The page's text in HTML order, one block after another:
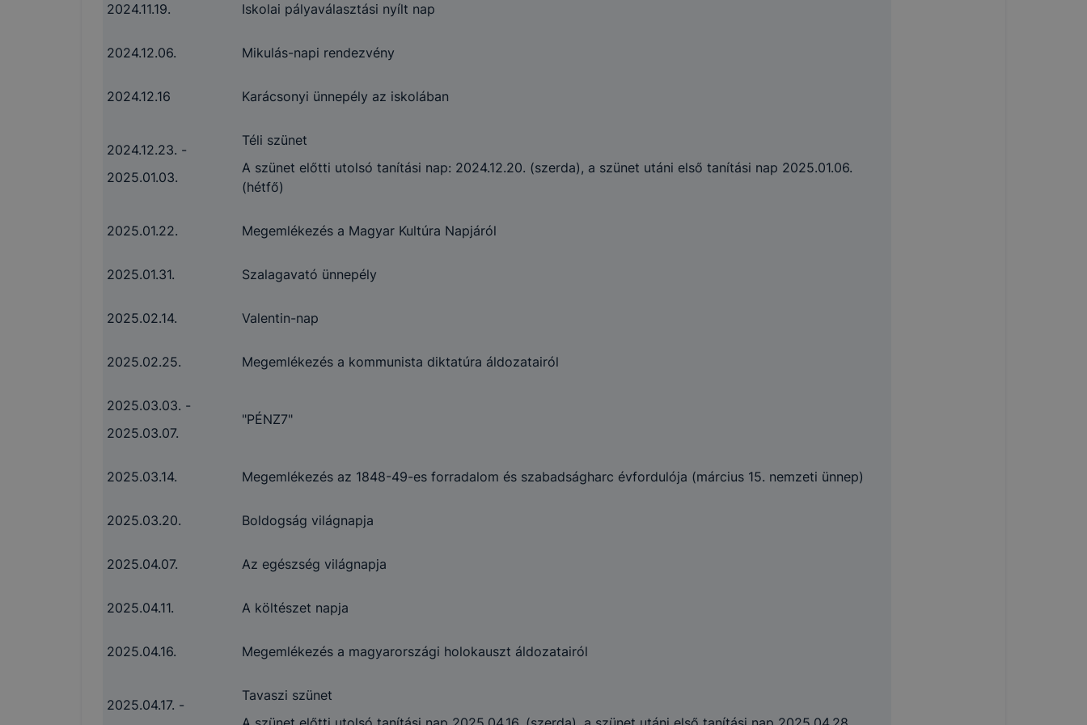
2024.11.19. Iskolai pályaválasztási nyílt nap
2024.12.06. Mikulás-napi rendezvény
2024.12.16 Karácsonyi ünnepély az iskolában
2024.12.23. -
2025.01.03.
Téli szünet
A szünet előtti utolsó tanítási nap: 2024.12.20. (szerda), a szünet utáni első tanítási nap 2025.01.06.
(hétfő)
2025.01.22. Megemlékezés a Magyar Kultúra Napjáról
2025.01.31. Szalagavató ünnepély
2025.02.14. Valentin-nap
2025.02.25. Megemlékezés a kommunista diktatúra áldozatairól
2025.03.03. -
2025.03.07.
"PÉNZ7"
2025.03.14. Megemlékezés az 1848-49-es forradalom és szabadságharc évfordulója (március 15. nemzeti ünnep)
2025.03.20. Boldogság világnapja
2025.04.07. Az egészség világnapja
2025.04.11. A költészet napja
2025.04.16. Megemlékezés a magyarországi holokauszt áldozatairól
2025.04.17. -
Tavaszi szünet
böngészőjében.